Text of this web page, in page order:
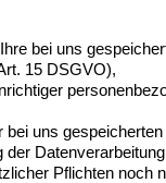
bei uns
15 DSGVO),
bei uns
der
Pflichten noch